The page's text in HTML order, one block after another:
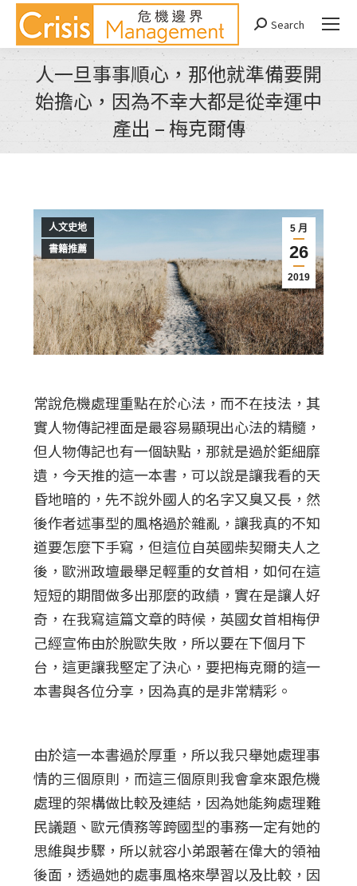
Search:
Search
人一旦事事順心，那他就準備要開
始擔心，因為不幸大都是從幸運中
產出 – 梅克爾傳
You are here:
5 月
26
2019
人文史地
書籍推薦
常說危機處理重點在於心法，而不在技法，其
實人物傳記裡面是最容易顯現出心法的精髓，
但人物傳記也有一個缺點，那就是過於鉅細靡
遺，今天推的這一本書，可以說是讓我看的天
昏地暗的，先不說外國人的名字又臭又長，然
後作者述事型的風格過於雜亂，讓我真的不知
道要怎麼下手寫，但這位自英國柴契爾夫人之
後，歐洲政壇最舉足輕重的女首相，如何在這
短短的期間做多出那麼的政績，實在是讓人好
奇，在我寫這篇文章的時候，英國女首相梅伊
己經宣佈由於脫歐失敗，所以要在下個月下
台，這更讓我堅定了決心，要把梅克爾的這一
本書與各位分享，因為真的是非常精彩。
由於這一本書過於厚重，所以我只舉她處理事
情的三個原則，而這三個原則我會拿來跟危機
處理的架構做比較及連結，因為她能夠處理難
民議題、歐元債務等跨國型的事務一定有她的
思維與步驟，所以就容小弟跟著在偉大的領袖
後面，透過她的處事風格來學習以及比較，因